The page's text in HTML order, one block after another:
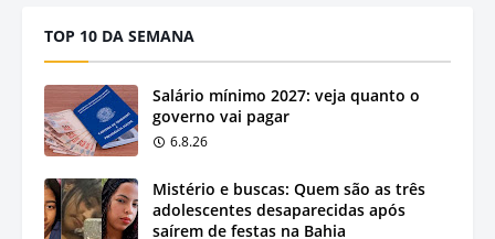
TOP 10 DA SEMANA
Salário mínimo 2027: veja quanto o
governo vai pagar
6.8.26
Mistério e buscas: Quem são as três
adolescentes desaparecidas após
saírem de festas na Bahia